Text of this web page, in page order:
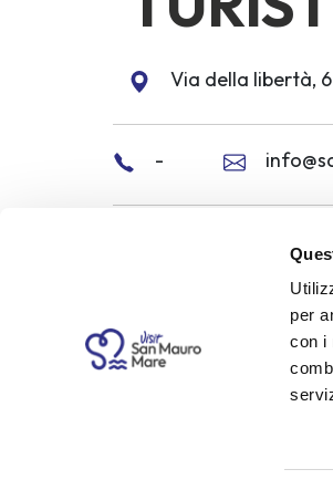
per
con i
Via della libertà, 6
-
Services and
Opening period